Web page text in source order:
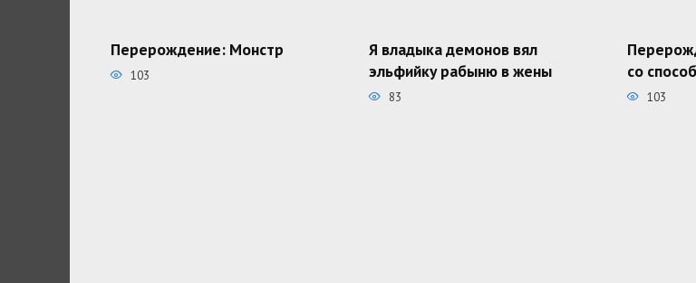
Перерождение: Монстр
103
Я владыка демонов вял
эльфийку рабыню в жены
83
со
103